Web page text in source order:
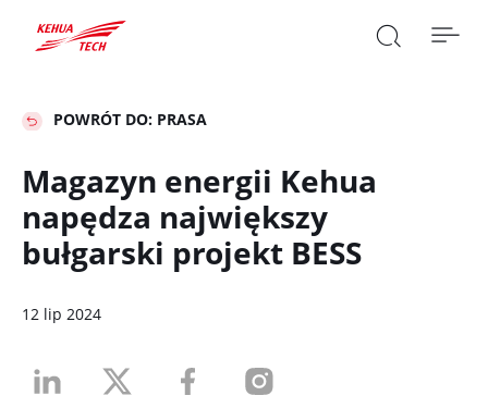


POWRÓT DO: PRASA
Magazyn energii Kehua
napędza największy
bułgarski projekt BESS
12 lip 2024